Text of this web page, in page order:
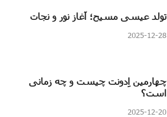
تولد عیسی مسیح؛ آغاز نور و نجات
2025-12-28
چهارمین اِدونت چیست و چه زمانی
است؟
2025-12-20